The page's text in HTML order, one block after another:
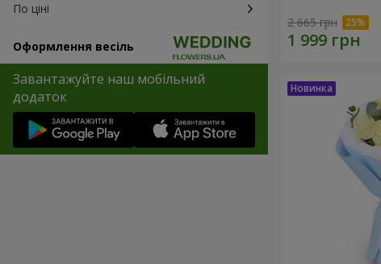
По ціні
Оформлення весіль
Завантажуйте наш мобільний
додаток
2 665 грн